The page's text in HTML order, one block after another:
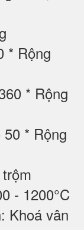
* Rộng
* Rộng
* Rộng
- 1200°C
Khoá vân